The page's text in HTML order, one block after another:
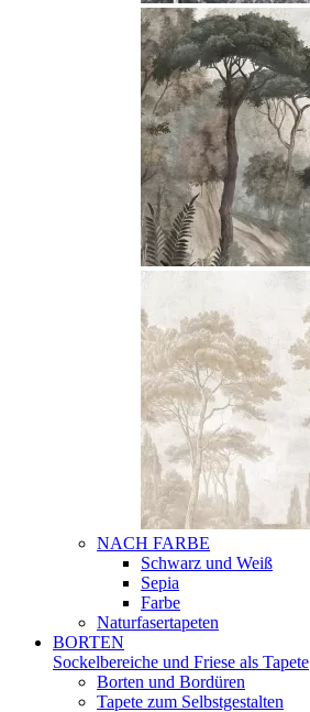
NACH FARBE
Schwarz und Weiß
Sepia
Farbe
Naturfasertapeten
BORTEN
Sockelbereiche und Friese als Tapete
Borten und Bordüren
Tapete zum Selbstgestalten